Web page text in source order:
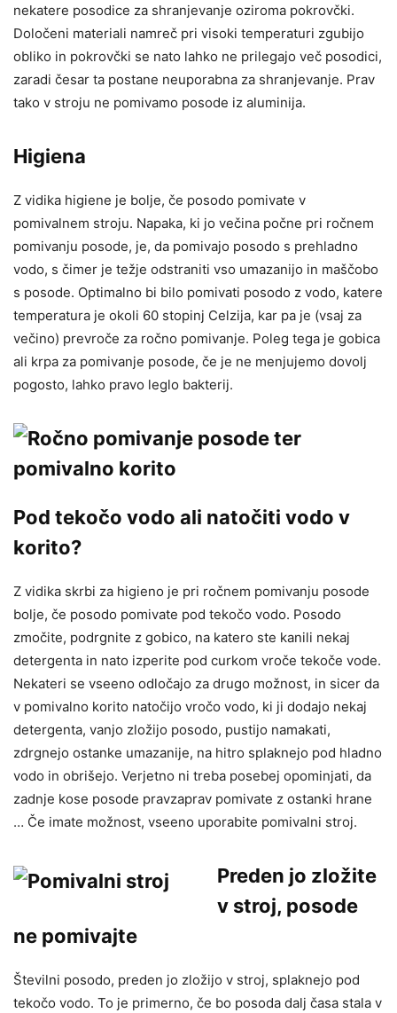
nekatere posodice za shranjevanje oziroma pokrovčki.
Določeni materiali namreč pri visoki temperaturi zgubijo
obliko in pokrovčki se nato lahko ne prilegajo več posodici,
zaradi česar ta postane neuporabna za shranjevanje. Prav
tako v stroju ne pomivamo posode iz aluminija.
Higiena
Z vidika higiene je bolje, če posodo pomivate v
pomivalnem stroju. Napaka, ki jo večina počne pri ročnem
pomivanju posode, je, da pomivajo posodo s prehladno
vodo, s čimer je težje odstraniti vso umazanijo in maščobo
s posode. Optimalno bi bilo pomivati posodo z vodo, katere
temperatura je okoli 60 stopinj Celzija, kar pa je (vsaj za
večino) prevroče za ročno pomivanje. Poleg tega je gobica
ali krpa za pomivanje posode, če je ne menjujemo dovolj
pogosto, lahko pravo leglo bakterij.
Pod tekočo vodo ali natočiti vodo v
korito?
Z vidika skrbi za higieno je pri ročnem pomivanju posode
bolje, če posodo pomivate pod tekočo vodo. Posodo
zmočite, podrgnite z gobico, na katero ste kanili nekaj
detergenta in nato izperite pod curkom vroče tekoče vode.
Nekateri se vseeno odločajo za drugo možnost, in sicer da
v pomivalno korito natočijo vročo vodo, ki ji dodajo nekaj
detergenta, vanjo zložijo posodo, pustijo namakati,
zdrgnejo ostanke umazanije, na hitro splaknejo pod hladno
vodo in obrišejo. Verjetno ni treba posebej opominjati, da
zadnje kose posode pravzaprav pomivate z ostanki hrane
… Če imate možnost, vseeno uporabite pomivalni stroj.
Preden jo zložite
v stroj, posode
ne pomivajte
Številni posodo, preden jo zložijo v stroj, splaknejo pod
tekočo vodo. To je primerno, če bo posoda dalj časa stala v